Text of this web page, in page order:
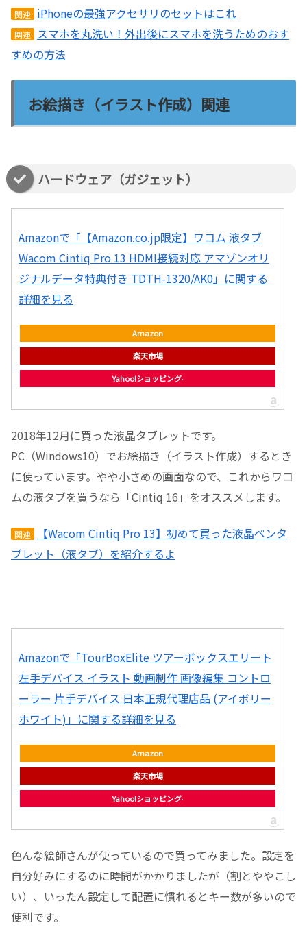
関連 iPhoneの最強アクセサリのセットはこれ
関連 スマホを丸洗い！外出後にスマホを洗うためのおす
すめの方法
お絵描き（イラスト作成）関連
ハードウェア（ガジェット）
Amazonで「【Amazon.co.jp限定】ワコム 液タブ
Wacom Cintiq Pro 13 HDMI接続対応 アマゾンオリ
ジナルデータ特典付き TDTH-1320/AK0」に関する
詳細を見る
Amazon
楽天市場
Yahoo!ショッピング
2018年12月に買った液晶タブレットです。
PC（Windows10）でお絵描き（イラスト作成）するとき
に使っています。やや小さめの画面なので、これからワコ
ムの液タブを買うなら「Cintiq 16」をオススメします。
関連
【Wacom Cintiq Pro 13】初めて買った液晶ペンタ
ブレット（液タブ）を紹介するよ
Amazonで「TourBoxElite ツアーボックスエリート
左手デバイス イラスト 動画制作 画像編集 コントロ
ーラー 片手デバイス 日本正規代理店品 (アイボリー
ホワイト)」に関する詳細を見る
Amazon
楽天市場
Yahoo!ショッピング
色んな絵師さんが使っているので買ってみました。設定を
自分好みにするのに時間がかかりましたが（割とややこし
い）、いったん設定して配置に慣れるとキー数が多いので
便利です。